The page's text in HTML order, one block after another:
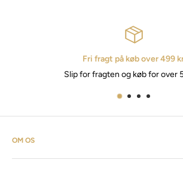
fragt på køb over 499 kr.
fragten og køb for over 599 kr.
OM OS
Cosmevers er et kosmetisk univers. Hvor du